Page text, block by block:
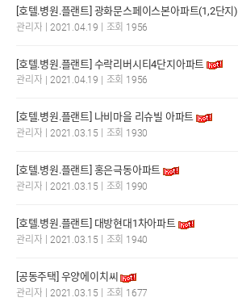
[호텔.병원.플랜트] 광화문스페이스본아파트(1,2단지)
관리자 |2021.04.19 | 조회 1956
[호텔.병원.플랜트] 수락리버시티4단지아파트
관리자 |2021.04.19 | 조회 1956
[호텔.병원.플랜트] 나비마을 리슈빌 아파트
관리자 |2021.03.15 조회 1930
[호텔.병원.플랜트] 홍은극동아파트
관리자 |2021.03.15 조회 1990
[호텔.병원.플랜트] 대방현대1차아파트
관리자 |2021.03.15 조회 1940
[공동주택] 우양에이치씨
관리자 |2021.03.15 조회 1677